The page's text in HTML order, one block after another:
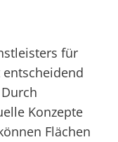
für
Konzepte
Flächen